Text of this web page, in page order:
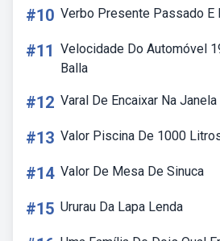
#10 Verbo Presente Passado E
#11 Velocidade Do Automóvel
Balla
#12 Varal De Encaixar Na Janela
#13 Valor Piscina De 1000
#14 Valor De Mesa De Sinuca
#15 Ururau Da Lapa Lenda